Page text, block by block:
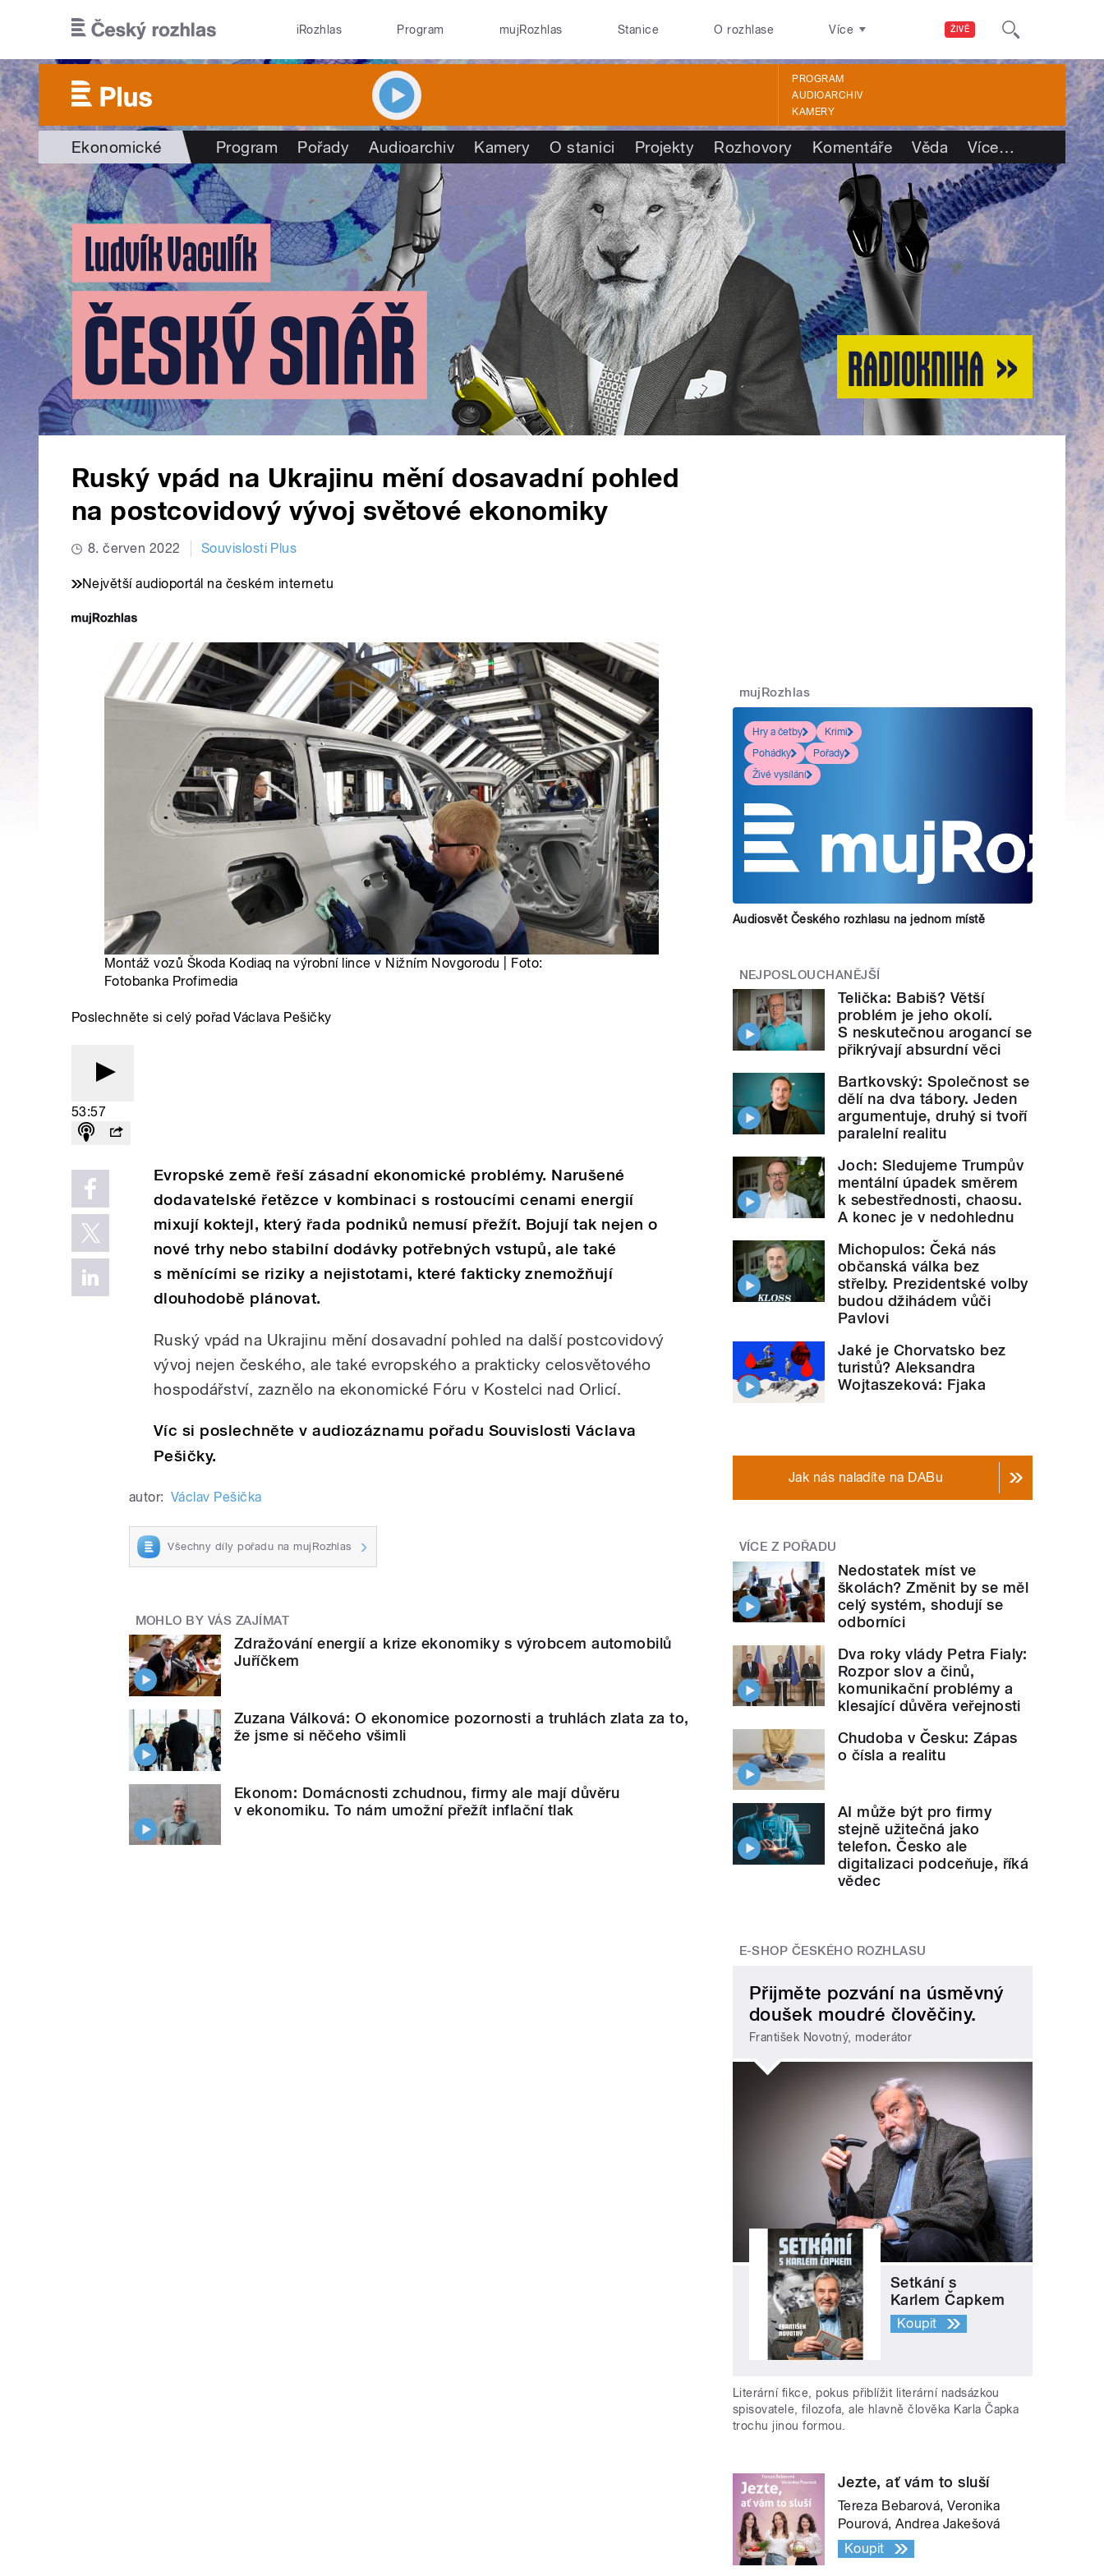
ŽIVĚ
iRozhlas Program mujRozhlas Stanice O rozhlase Více
PROGRAM
AUDIOARCHIV
KAMERY
Ekonomické Program Pořady Audioarchiv Kamery O stanici Projekty Rozhovory Komentáře Věda Více…
Ruský vpád na Ukrajinu mění dosavadní pohled
na postcovidový vývoj světové ekonomiky
8. červen 2022 Souvislosti Plus
Největší audioportál na českém internetu
Montáž vozů Škoda Kodiaq na výrobní lince v Nižním Novgorodu | Foto:
Fotobanka Profimedia
Poslechněte si celý pořad Václava Pešičky
53:57
Evropské země řeší zásadní ekonomické problémy. Narušené
dodavatelské řetězce v kombinaci s rostoucími cenami energií
mixují koktejl, který řada podniků nemusí přežít. Bojují tak nejen o
nové trhy nebo stabilní dodávky potřebných vstupů, ale také
s měnícími se riziky a nejistotami, které fakticky znemožňují
dlouhodobě plánovat.
Ruský vpád na Ukrajinu mění dosavadní pohled na další postcovidový
vývoj nejen českého, ale také evropského a prakticky celosvětového
hospodářství, zaznělo na ekonomické Fóru v Kostelci nad Orlicí.
Víc si poslechněte v audiozáznamu pořadu Souvislosti Václava
Pešičky.
autor: Václav Pešička
Všechny díly pořadu na mujRozhlas
MOHLO BY VÁS ZAJÍMAT
Zdražování energií a krize ekonomiky s výrobcem automobilů
Juříčkem
Zuzana Válková: O ekonomice pozornosti a truhlách zlata za to,
že jsme si něčeho všimli
Ekonom: Domácnosti zchudnou, firmy ale mají důvěru
v ekonomiku. To nám umožní přežít inflační tlak
mujRozhlas
Hry a četby
Krimi
Pohádky
Pořady
Živé vysílání
Audiosvět Českého rozhlasu na jednom místě
NEJPOSLOUCHANĚJŠÍ
Telička: Babiš? Větší
problém je jeho okolí.
S neskutečnou arogancí se
přikrývají absurdní věci
Bartkovský: Společnost se
dělí na dva tábory. Jeden
argumentuje, druhý si tvoří
paralelní realitu
Joch: Sledujeme Trumpův
mentální úpadek směrem
k sebestřednosti, chaosu.
A konec je v nedohlednu
Michopulos: Čeká nás
občanská válka bez
střelby. Prezidentské volby
budou džihádem vůči
Pavlovi
Jaké je Chorvatsko bez
turistů? Aleksandra
Wojtaszeková: Fjaka
Jak nás naladíte na DABu
VÍCE Z POŘADU
Nedostatek míst ve
školách? Změnit by se měl
celý systém, shodují se
odborníci
Dva roky vlády Petra Fialy:
Rozpor slov a činů,
komunikační problémy a
klesající důvěra veřejnosti
Chudoba v Česku: Zápas
o čísla a realitu
AI může být pro firmy
stejně užitečná jako
telefon. Česko ale
digitalizaci podceňuje, říká
vědec
E-SHOP ČESKÉHO ROZHLASU
Přijměte pozvání na úsměvný
doušek moudré člověčiny.
František Novotný, moderátor
Setkání s
Karlem Čapkem
Koupit
Literární fikce, pokus přiblížit literární nadsázkou
spisovatele, filozofa, ale hlavně člověka Karla Čapka
trochu jinou formou.
Jezte, ať vám to sluší
Tereza Bebarová, Veronika
Pourová, Andrea Jakešová
Koupit